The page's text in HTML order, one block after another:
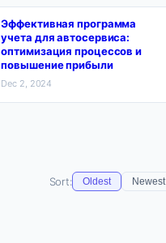
Эффективная программа
учета для автосервиса:
оптимизация процессов и
повышение прибыли
Dec 2, 2024
Sort: Oldest Newest